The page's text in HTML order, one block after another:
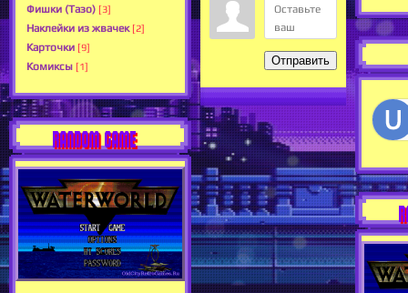
Фишки (Тазо) [3]
Наклейки из жвачек [2]
Карточки [9]
Комиксы [1]
RANDOM GAME
Отправить